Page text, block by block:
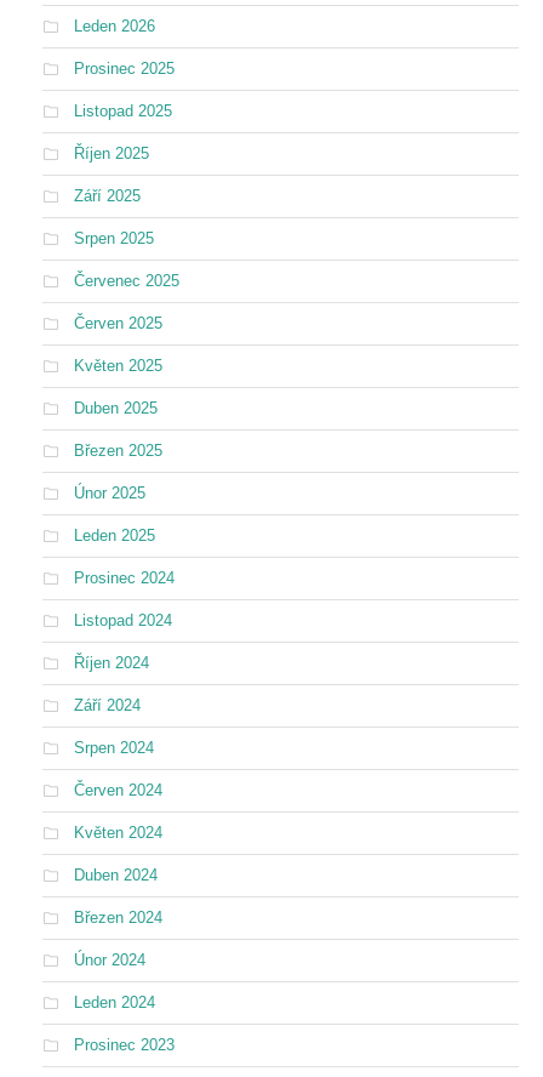
Leden 2026
Prosinec 2025
Listopad 2025
Říjen 2025
Září 2025
Srpen 2025
Červenec 2025
Červen 2025
Květen 2025
Duben 2025
Březen 2025
Únor 2025
Leden 2025
Prosinec 2024
Listopad 2024
Říjen 2024
Září 2024
Srpen 2024
Červen 2024
Květen 2024
Duben 2024
Březen 2024
Únor 2024
Leden 2024
Prosinec 2023